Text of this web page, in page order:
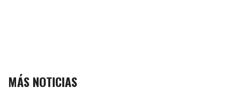
MÁS NOTICIAS